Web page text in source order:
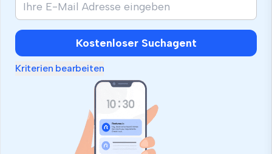
Kostenloser Suchagent
Kriterien bearbeiten